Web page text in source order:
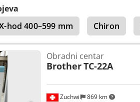
hod 400–599 mm
Chiron
Zuchwil 869 km
Obradni centar
BrotherTC-22A